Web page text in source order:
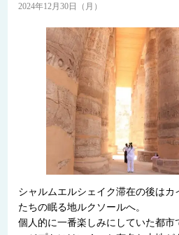
2024年12月30日（月）
シャルムエルシェイク滞在の後は
たちの眠る地ルクソールへ。
個人的に一番楽しみにしていた都市